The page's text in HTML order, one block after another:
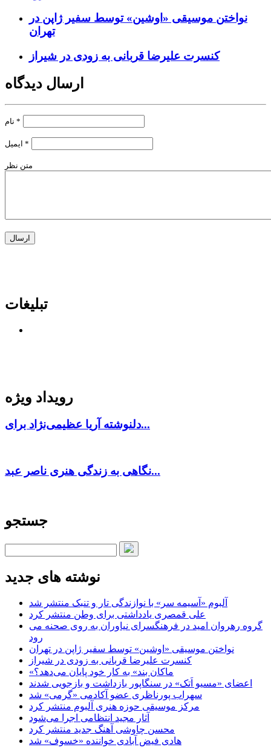
نواختن موسیقی «اوشین» توسط سفیر ژاپن در
تهران
کنسرت علیرضا قربانی به زودی در شیراز
ارسال دیدگاه
*
*
متن نظر
تبلیغات
رویداد ویژه
دلنوشته آریا عظیمی‌نژاد برای...
نگاهی به زندگی هنری ناصر عبد...
جستجو
نوشته های جدید
آلبوم «آسیمه سر» با نوازندگی تار و تنبک منتشر شد
علی قمصری یادداشتی برای وطن منتشر کرد
گروه رهروان امید در فرهنگسرای نیاوران به روی صحنه می
رود
نواختن موسیقی «اوشین» توسط سفیر ژاپن در تهران
کنسرت علیرضا قربانی به زودی در شیراز
«ماکان بند» به کار خود پایان می‌دهد؟
اعضای «مسیو اَتک» در سنگاپور بازداشت و بازجویی شدند
سهراب پورناظری عضو آکادمی «گرمی» شد
مرکز موسیقی حوزه هنری آلبوم منتشر کرد
آثار مجید انتظامی اجرا می‌شود
محسن چاوشی آهنگ جدید منتشر کرد
هادی فیض آبادی خواننده «خسوف» شد